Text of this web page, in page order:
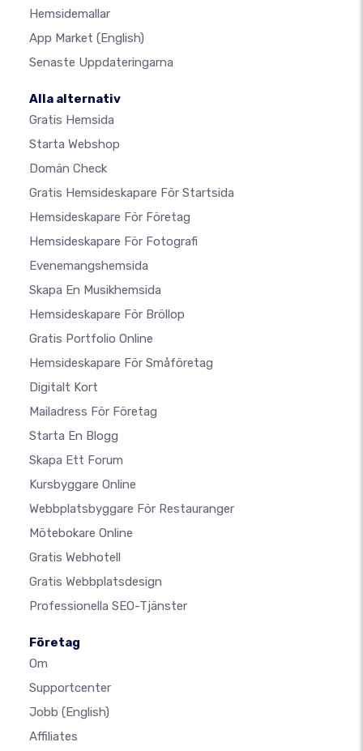
Hemsidemallar
App Market (English)
Senaste Uppdateringarna
Alla alternativ
Gratis Hemsida
Starta Webshop
Domän Check
Gratis Hemsideskapare För Startsida
Hemsideskapare För Företag
Hemsideskapare För Fotografi
Evenemangshemsida
Skapa En Musikhemsida
Hemsideskapare För Bröllop
Gratis Portfolio Online
Hemsideskapare För Småföretag
Digitalt Kort
Mailadress För Företag
Starta En Blogg
Skapa Ett Forum
Kursbyggare Online
Webbplatsbyggare För Restauranger
Mötebokare Online
Gratis Webhotell
Gratis Webbplatsdesign
Professionella SEO-Tjänster
Företag
Om
Supportcenter
Jobb (English)
Affiliates